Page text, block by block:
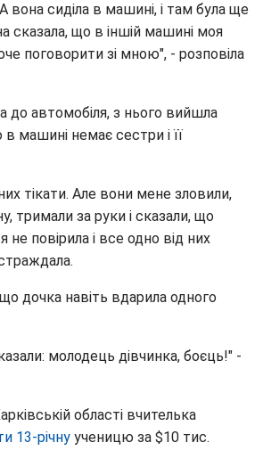
вона сиділа в машині, і там була ще
сказала, що в іншій машині моя
поговорити зі мною", - розповіла
до автомобіля, з нього вийшла
в машині немає сестри і її
тікати. Але вони мене зловили,
тримали за руки і сказали, що
не повірила і все одно від них
що дочка навіть вдарила одного
молодець дівчинка, боєць!" -
області вчителька
13-річну ученицю за $10 тис.